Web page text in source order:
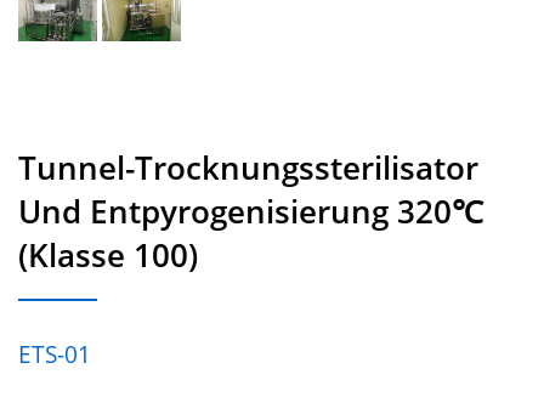
Tunnel-Trocknungssterilisator
Und Entpyrogenisierung 320℃
(Klasse 100)
ETS-01